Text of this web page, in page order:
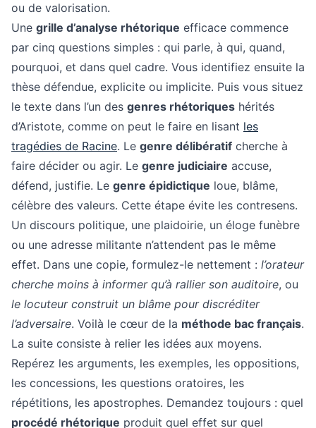
ou de valorisation.
Une grille d’analyse rhétorique efficace commence
par cinq questions simples : qui parle, à qui, quand,
pourquoi, et dans quel cadre. Vous identifiez ensuite la
thèse défendue, explicite ou implicite. Puis vous situez
le texte dans l’un des genres rhétoriques hérités
d’Aristote, comme on peut le faire en lisant les
tragédies de Racine. Le genre délibératif cherche à
faire décider ou agir. Le genre judiciaire accuse,
défend, justifie. Le genre épidictique loue, blâme,
célèbre des valeurs. Cette étape évite les contresens.
Un discours politique, une plaidoirie, un éloge funèbre
ou une adresse militante n’attendent pas le même
effet. Dans une copie, formulez-le nettement : l’orateur
cherche moins à informer qu’à rallier son auditoire, ou
le locuteur construit un blâme pour discréditer
l’adversaire. Voilà le cœur de la méthode bac français.
La suite consiste à relier les idées aux moyens.
Repérez les arguments, les exemples, les oppositions,
les concessions, les questions oratoires, les
répétitions, les apostrophes. Demandez toujours : quel
procédé rhétorique produit quel effet sur quel